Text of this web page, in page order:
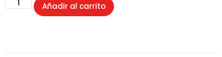
Añadir al carrito